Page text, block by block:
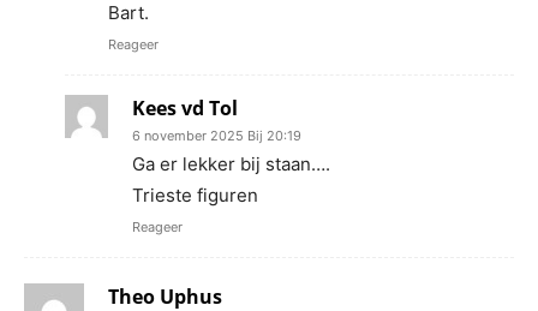
Bart.
Reageer
Kees vd Tol
6 november 2025 Bij 20:19
Ga er lekker bij staan….
Trieste figuren
Reageer
Theo Uphus